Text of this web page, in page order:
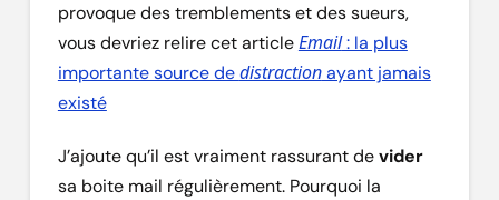
provoque des tremblements et des sueurs,
vous devriez relire cet articleEmail: la plus
importante source dedistractionayant jamais
existé
J’ajoute qu’il est vraiment rassurant devider
sa boite mail régulièrement. Pourquoi la